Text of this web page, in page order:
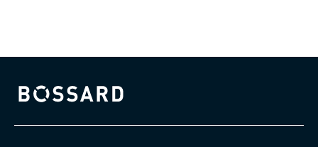
Bossard homepage